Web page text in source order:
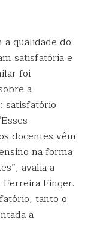
a qualidade do
satisfatória e
foi
a
satisfatório
docentes vêm
na forma
avalia a
Finger.
tanto o
a